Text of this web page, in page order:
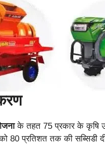
के तहत 75 प्रकार के कृषि
प्रतिशत तक की सब्सिडी